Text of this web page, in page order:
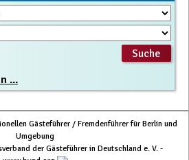
...
Gästeführer / Fremdenführer für Berlin und
Umgebung
der Gästeführer in Deutschland e. V. -